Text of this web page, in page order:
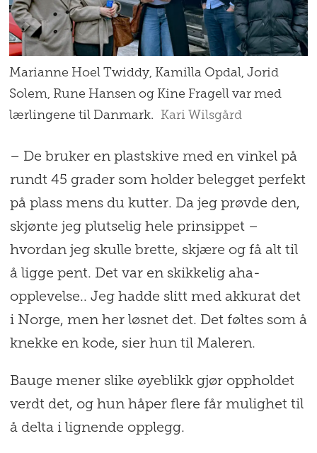
Marianne Hoel Twiddy, Kamilla Opdal, Jorid
Solem, Rune Hansen og Kine Fragell var med
lærlingene til Danmark.
Kari Wilsgård
– De bruker en plastskive med en vinkel på
rundt 45 grader som holder belegget perfekt
på plass mens du kutter. Da jeg prøvde den,
skjønte jeg plutselig hele prinsippet –
hvordan jeg skulle brette, skjære og få alt til
å ligge pent. Det var en skikkelig aha-
opplevelse.. Jeg hadde slitt med akkurat det
i Norge, men her løsnet det. Det føltes som å
knekke en kode, sier hun til Maleren.
Bauge mener slike øyeblikk gjør oppholdet
verdt det, og hun håper flere får mulighet til
å delta i lignende opplegg.